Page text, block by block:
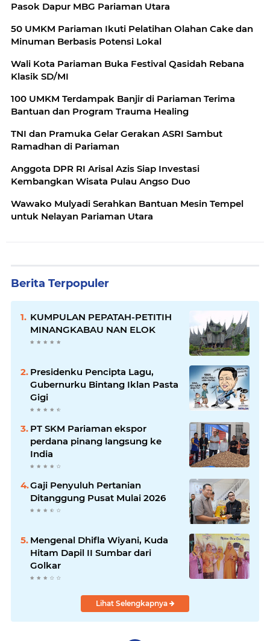
Pasok Dapur MBG Pariaman Utara
50 UMKM Pariaman Ikuti Pelatihan Olahan Cake dan
Minuman Berbasis Potensi Lokal
Wali Kota Pariaman Buka Festival Qasidah Rebana
Klasik SD/MI
100 UMKM Terdampak Banjir di Pariaman Terima
Bantuan dan Program Trauma Healing
TNI dan Pramuka Gelar Gerakan ASRI Sambut
Ramadhan di Pariaman
Anggota DPR RI Arisal Azis Siap Investasi
Kembangkan Wisata Pulau Angso Duo
Wawako Mulyadi Serahkan Bantuan Mesin Tempel
untuk Nelayan Pariaman Utara
Berita Terpopuler
KUMPULAN PEPATAH-PETITIH
MINANGKABAU NAN ELOK
Presidenku Pencipta Lagu,
Gubernurku Bintang Iklan Pasta
Gigi
PT SKM Pariaman ekspor
perdana pinang langsung ke
India
Gaji Penyuluh Pertanian
Ditanggung Pusat Mulai 2026
Mengenal Dhifla Wiyani, Kuda
Hitam Dapil II Sumbar dari
Golkar
Lihat Selengkapnya